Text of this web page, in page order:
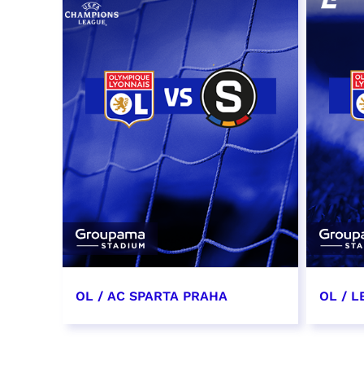
OL / AC SPARTA PRAHA OL /